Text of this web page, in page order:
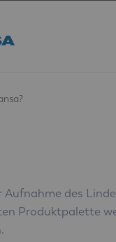
Aufnahme des
Produktpalette